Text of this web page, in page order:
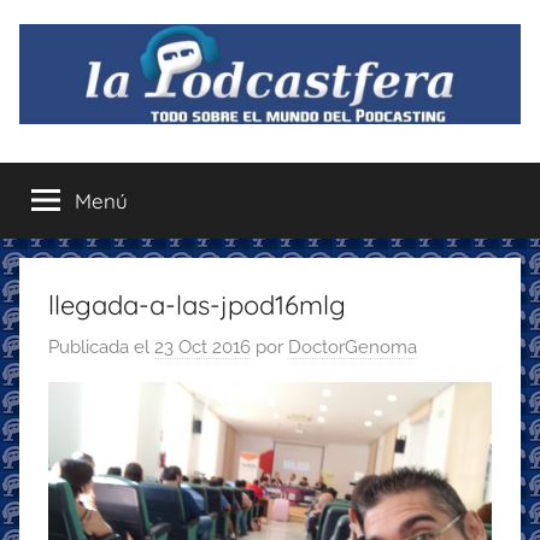
contenido
La
Podcastfera
el
mundo
del
podcasting
recomendaciones
para
podcastfera
Menú
llegada-a-las-jpod16mlg
Publicada el 23 Oct 2016 por DoctorGenoma